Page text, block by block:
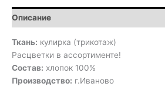
Описание
Ткань: кулирка (трикотаж)
Расцветки в ассортименте!
Состав: хлопок 100%
Производство: г.Иваново